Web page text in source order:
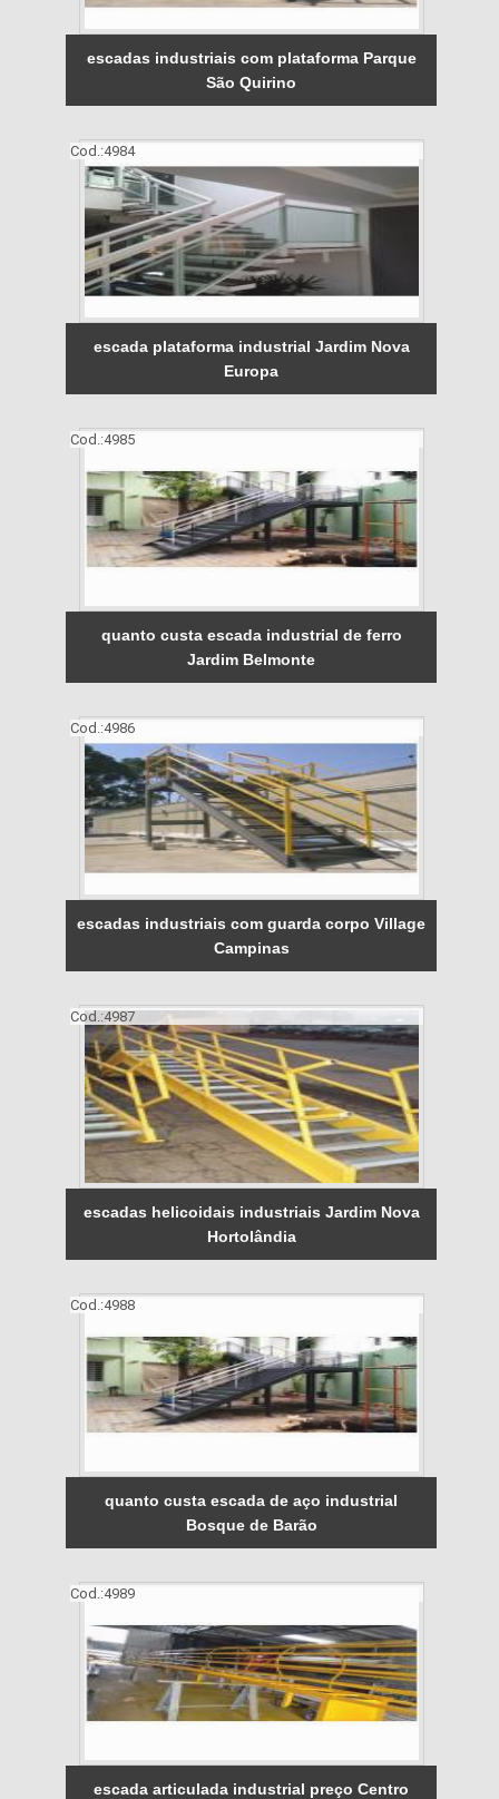
escadas industriais com plataforma Parque
São Quirino
Cod.:4984
escada plataforma industrial Jardim Nova
Europa
Cod.:4985
quanto custa escada industrial de ferro
Jardim Belmonte
Cod.:4986
escadas industriais com guarda corpo Village
Campinas
Cod.:4987
escadas helicoidais industriais Jardim Nova
Hortolândia
Cod.:4988
quanto custa escada de aço industrial
Bosque de Barão
Cod.:4989
escada articulada industrial preço Centro